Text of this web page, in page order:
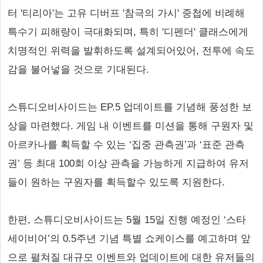
터 '티리아'는 고유 디버프 '참극의 가시' 중첩에 비례해
특수기 피해량이 극대화되며, 특히 '디펜더' 클래스에게
치명적인 위력을 발휘하도록 설계되어있어, 전투에 속도
감을 불어넣을 것으로 기대된다.
스튜디오비사이드는 EP.5 업데이트를 기념해 풍성한 보
상을 마련했다. 게임 내 이벤트를 미션을 통해 구원자 및
아르카나를 획득할 수 있는 ‘집중 관측권’과 ‘표준 관측
권’ 등 최대 100회 이상 관측을 가능하게 지급하여 유저
들이 원하는 구원자를 획득할수 있도록 지원한다.
한편, 스튜디오비사이드는 5월 15일 진행 예정인 ‘스타
세이비어’의 0.5주년 기념 특별 쇼케이스를 예고하며 앞
으로 펼쳐질 대규모 이벤트와 업데이트에 대한 유저들의